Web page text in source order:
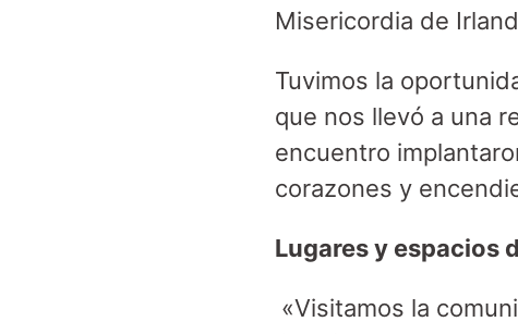
Misericordia de
Tuvimos la
que nos llevó a una
encuentro
corazones y
Lugares y espacios
«Visitamos la